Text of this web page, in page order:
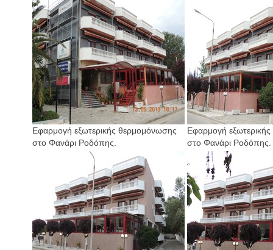
Εφαρμογή εξωτερικής θερμομόνωσης
στο Φανάρι Ροδόπης.
Εφαρμογή
στο Φανάρι Ροδόπης.